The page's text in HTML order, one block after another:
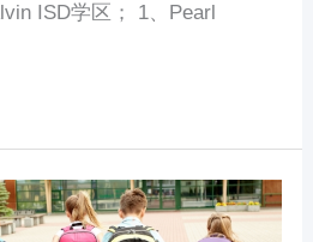
ISD学区； 1、Pearl